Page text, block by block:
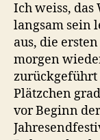
Ich weiss, das
langsam sein
aus, die
morgen
zurückgeführt
Plätzchen
vor Beginn